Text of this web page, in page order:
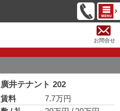
お問合せ
廣井テナント 202
賃料
7.7万円